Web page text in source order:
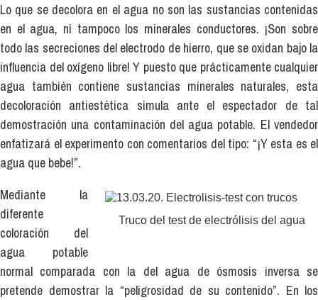
Lo que se decolora en el agua no son las sustancias contenidas
en el agua, ni tampoco los minerales conductores. ¡Son sobre
todo las secreciones del electrodo de hierro, que se oxidan bajo la
influencia del oxígeno libre! Y puesto que prácticamente cualquier
agua también contiene sustancias minerales naturales, esta
decoloración antiestética simula ante el espectador de tal
demostración una contaminación del agua potable. El vendedor
enfatizará el experimento con comentarios del tipo: “¡Y esta es el
agua que bebe!”.
Truco del test de electrólisis del agua
Mediante la
diferente
coloración del
agua potable
normal comparada con la del agua de ósmosis inversa se
pretende demostrar la “peligrosidad de su contenido”. En los